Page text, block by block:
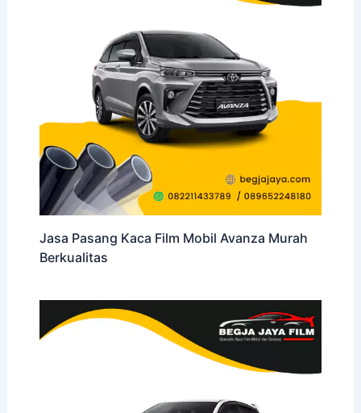
Jasa Pasang Kaca Film Mobil Avanza Murah
Berkualitas